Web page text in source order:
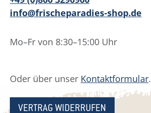
info@frischeparadies-shop.de
Mo–Fr von 8:30–15:00 Uhr
Oder über unser Kontaktformular.
VERTRAG WIDERRUFEN